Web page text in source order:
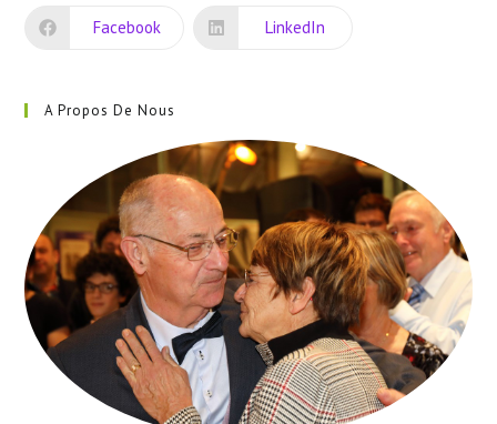
nouvel
Facebook LinkedIn
A Propos De Nous